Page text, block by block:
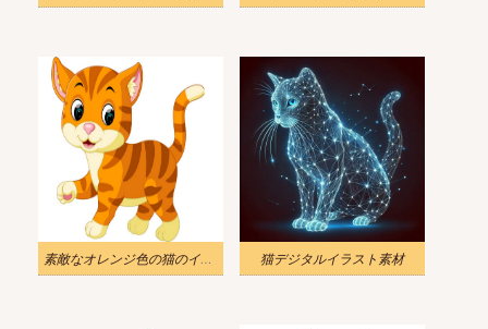
素敵なオレンジ色の猫のイラスト 猫デジタルイラスト素材